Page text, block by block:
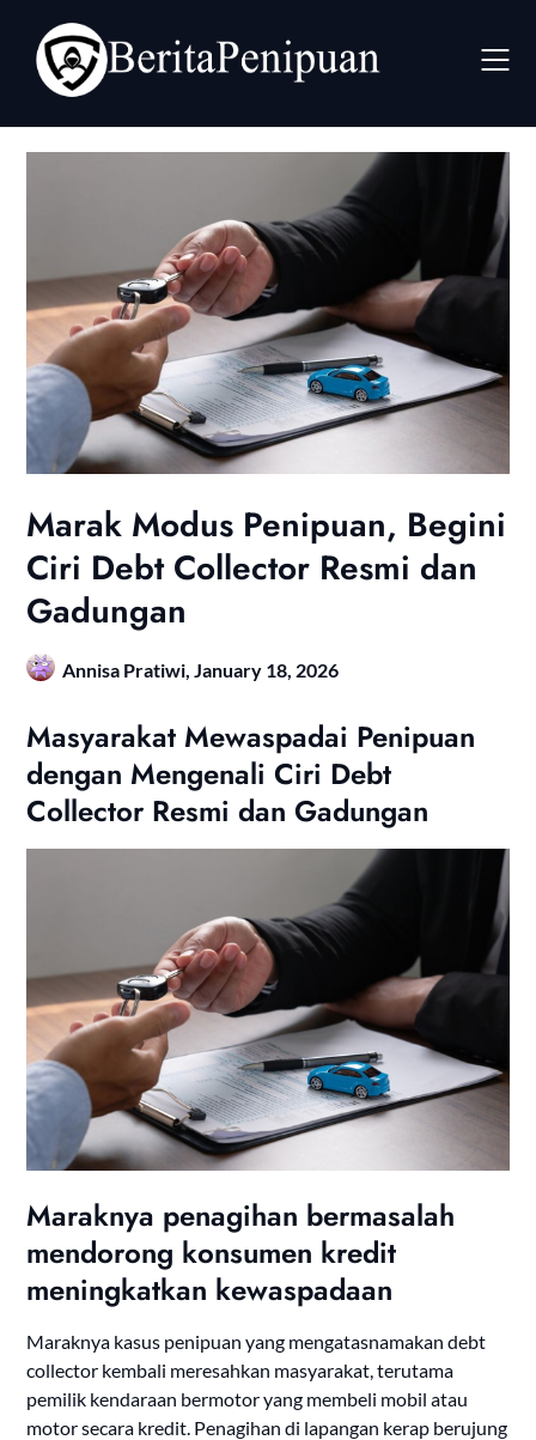
content
Marak Modus Penipuan, Begini
Ciri Debt Collector Resmi dan
Gadungan
Annisa Pratiwi, January 18, 2026
Masyarakat Mewaspadai Penipuan
dengan Mengenali Ciri Debt
Collector Resmi dan Gadungan
Maraknya penagihan bermasalah
mendorong konsumen kredit
meningkatkan kewaspadaan
Maraknya kasus penipuan yang mengatasnamakan debt
collector kembali meresahkan masyarakat, terutama
pemilik kendaraan bermotor yang membeli mobil atau
motor secara kredit. Penagihan di lapangan kerap berujung